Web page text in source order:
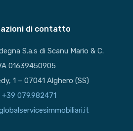
di contatto
S.a.s di Scanu Mario & C.
01639450905
1 – 07041 Alghero (SS)
+39 079.982471